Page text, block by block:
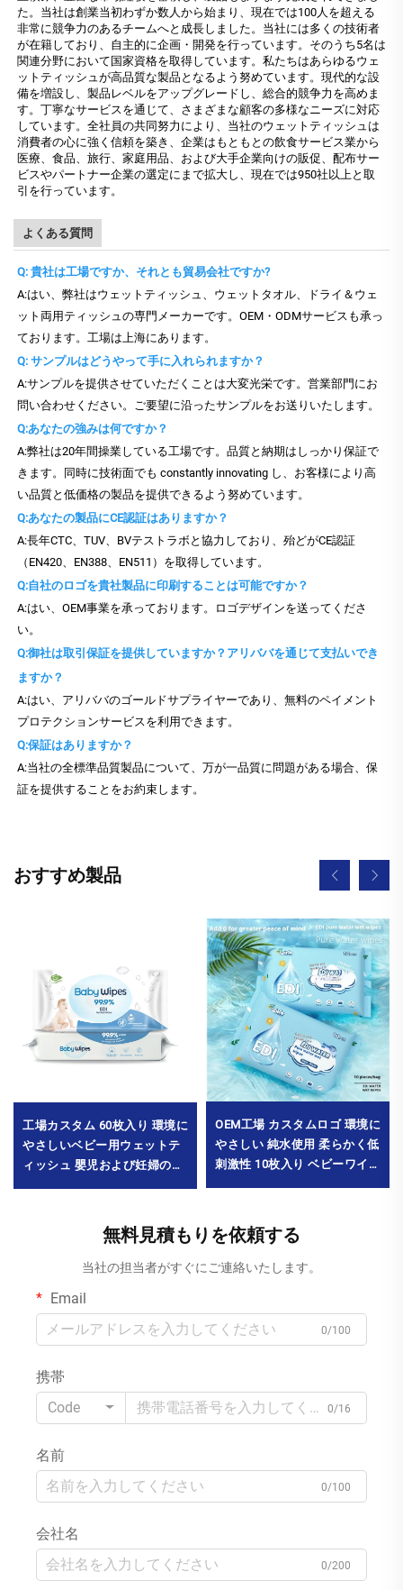
た。当社は創業当初わずか数人から始まり、現在では100人を超える
非常に競争力のあるチームへと成長しました。当社には多くの技術者
が在籍しており、自主的に企画・開発を行っています。そのうち5名は
関連分野において国家資格を取得しています。私たちはあらゆるウェ
ットティッシュが高品質な製品となるよう努めています。現代的な設
備を増設し、製品レベルをアップグレードし、総合的競争力を高めま
す。丁寧なサービスを通じて、さまざまな顧客の多様なニーズに対応
しています。全社員の共同努力により、当社のウェットティッシュは
消費者の心に強く信頼を築き、企業はもともとの飲食サービス業から
医療、食品、旅行、家庭用品、および大手企業向けの販促、配布サー
ビスやパートナー企業の選定にまで拡大し、現在では950社以上と取
引を行っています。
よくある質問
Q: 貴社は工場ですか、それとも貿易会社ですか?
A:はい、弊社はウェットティッシュ、ウェットタオル、ドライ＆ウェ
ット両用ティッシュの専門メーカーです。OEM・ODMサービスも承っ
ております。工場は上海にあります。
Q: サンプルはどうやって手に入れられますか？
A:サンプルを提供させていただくことは大変光栄です。営業部門にお
問い合わせください。ご要望に沿ったサンプルをお送りいたします。
Q:あなたの強みは何ですか？
A:弊社は20年間操業している工場です。品質と納期はしっかり保証で
きます。同時に技術面でも constantly innovating し、お客様により高
い品質と低価格の製品を提供できるよう努めています。
Q:あなたの製品にCE認証はありますか？
A:長年CTC、TUV、BVテストラボと協力しており、殆どがCE認証
（EN420、EN388、EN511）を取得しています。
Q:自社のロゴを貴社製品に印刷することは可能ですか？
A:はい、OEM事業を承っております。ロゴデザインを送ってくださ
い。
Q:御社は取引保証を提供していますか？アリババを通じて支払いでき
ますか？
A:はい、アリババのゴールドサプライヤーであり、無料のペイメント
プロテクションサービスを利用できます。
Q:保証はありますか？
A:当社の全標準品質製品について、万が一品質に問題がある場合、保
証を提供することをお約束します。
おすすめ製品
工場カスタム 60枚入り 環境に
やさしいベビー用ウェットテ
ィッシュ 嬰児および妊婦の肌
OEM工場 カスタムロゴ 環境に
やさしい 純水使用 柔らかく低
刺激性 10枚入り ベビーワイプ
無料見積もりを依頼する
当社の担当者がすぐにご連絡いたします。
Email
0/100
携帯
Code
0/16
名前
0/100
会社名
0/200